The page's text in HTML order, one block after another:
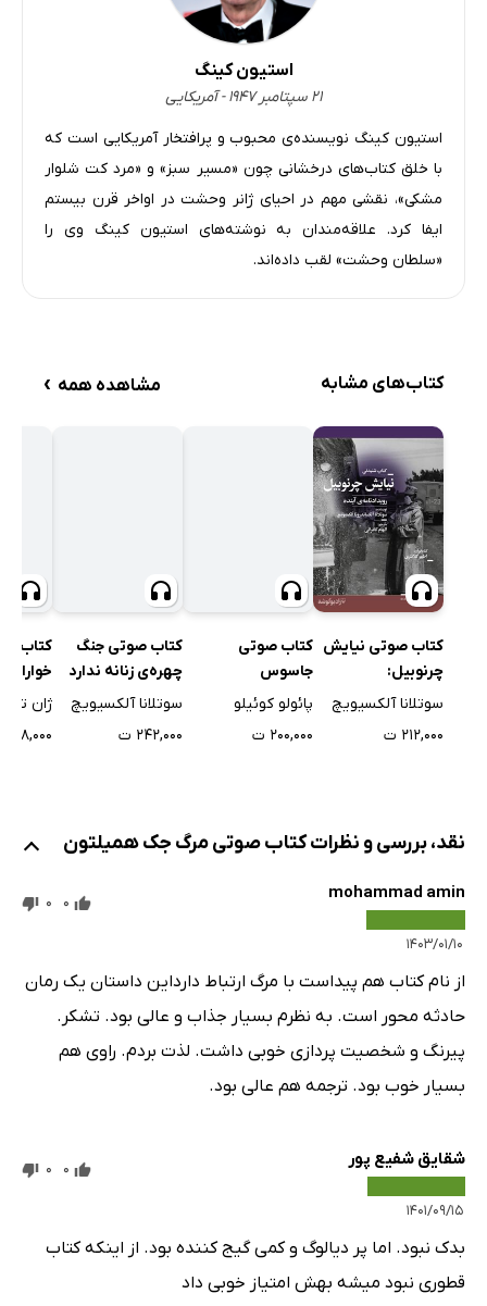
استیون کینگ
۲۱ سپتامبر ۱۹۴۷ - آمریکایی
استیون کینگ نویسنده‌ی محبوب و پرافتخار آمریکایی است که
با خلق کتاب‌های درخشانی چون «مسیر سبز» و «مرد کت شلوار
مشکی»، نقشی مهم در احیای ژانر وحشت در اواخر قرن بیستم
ایفا کرد. علاقه‌مندان به نوشته‌های استیون کینگ وی را
«سلطان وحشت» لقب داده‌اند.
کتاب‌های مشابه مشاهده همه ›
کتاب صوتی نیایش
چرنوبیل:
رویداد‌نامه‌ی آینده
سوتلانا آلکسیویچ
۲۱۲,۰۰۰ ت
کتاب صوتی
جاسوس
پائولو کوئیلو
۲۰۰,۰۰۰ ت
کتاب صوتی جنگ
چهره‌ی زنانه ندارد
سوتلانا آلکسیویچ
۲۴۲,۰۰۰ ت
کتاب
خواران
ژان تولی
۱۹۸,۰۰۰ ت
نقد، بررسی و نظرات کتاب صوتی مرگ جک همیلتون
mohammad amin
۱۴۰۳/۰۱/۱۰
0
0
از نام کتاب هم پیداست با مرگ ارتباط دارداین داستان یک رمان
حادثه محور است. به نظرم بسیار جذاب و عالی بود. تشکر.
پیرنگ و شخصیت پردازی خوبی داشت. لذت بردم. راوی هم
بسیار خوب بود. ترجمه هم عالی بود.
شقایق شفیع پور
۱۴۰۱/۰۹/۱۵
0
0
بدک نبود. اما پر دیالوگ و کمی گیج کننده بود. از اینکه کتاب
قطوری نبود میشه بهش امتیاز خوبی داد